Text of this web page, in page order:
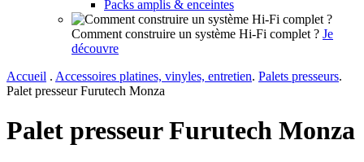
Packs amplis & enceintes
Comment construire un système Hi-Fi complet ? Je
découvre
Accueil . Accessoires platines, vinyles, entretien. Palets presseurs.
Palet presseur Furutech Monza
Palet presseur Furutech Monza